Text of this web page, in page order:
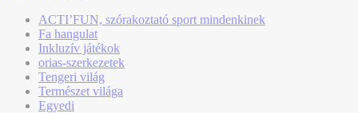
ACTI’FUN, szórakoztató sport mindenkinek
Fa hangulat
Inkluzív játékok
orias-szerkezetek
Tengeri világ
Természet világa
Egyedi